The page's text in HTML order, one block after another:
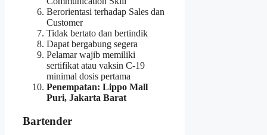
Berorientasi terhadap Sales dan
Customer
Tidak bertato dan bertindik
Dapat bergabung segera
Pelamar wajib memiliki
sertifikat atau vaksin C-19
minimal dosis pertama
Penempatan: Lippo Mall
Puri, Jakarta Barat
Bartender